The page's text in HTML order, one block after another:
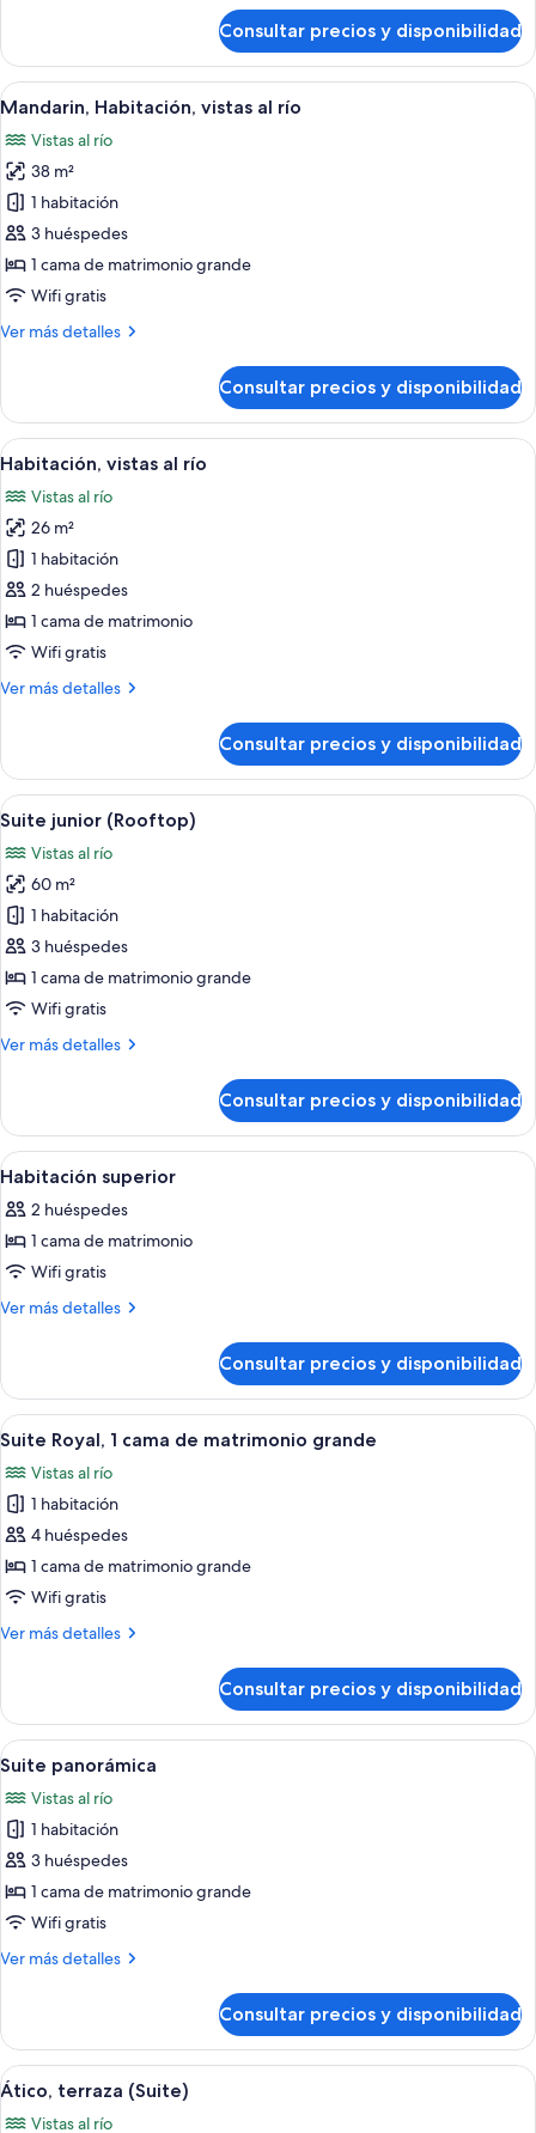
al
río
1
cama
de
grande,
vistas
al
río
Consultar precios y disponibilidad
Abrir
todas
las
fotos
de
Mandarin,
Habitación,
vistas
río
Habitación de hotel con cama, sofá,
7
Mandarin, Habitación, vistas al río
Vistas al río
38 m²
1 habitación
3 huéspedes
1 cama de matrimonio grande
Wifi gratis
Ver más detalles
Más
Habitación,
vistas
al
Consultar precios y disponibilidad
Abrir
todas
las
fotos
de
Habitación,
vistas
al
Habitación de hotel con una cama
6
Habitación, vistas al río
Vistas al río
26 m²
1 habitación
2 huéspedes
1 cama de matrimonio
Wifi gratis
Ver más detalles
Más
vistas
al
río
Consultar precios y disponibilidad
Abrir
todas
las
fotos
de
Suite
junior
(Rooftop)
Una habitación de hotel moderna
8
Suite junior (Rooftop)
Vistas al río
60 m²
1 habitación
3 huéspedes
1 cama de matrimonio grande
Wifi gratis
Ver más detalles
Más
junior
(Rooftop)
Consultar precios y disponibilidad
Abrir
todas
las
fotos
de
Habitación
Habitación superior | 1 dormitorio y
5
Habitación superior
2 huéspedes
1 cama de matrimonio
Wifi gratis
Ver más detalles
Más
superior
Consultar precios y disponibilidad
Abrir
todas
las
fotos
de
Suite
Royal,
cama
grande
Una sala de estar moderna con un
7
Suite Royal, 1 cama de matrimonio grande
Vistas al río
1 habitación
4 huéspedes
1 cama de matrimonio grande
Wifi gratis
Ver más detalles
Más
Royal,
cama
matrimonio
grande
Consultar precios y disponibilidad
Abrir
todas
las
fotos
de
Suite
panorámica
Habitación de hotel con una cama
8
Suite panorámica
Vistas al río
1 habitación
3 huéspedes
1 cama de matrimonio grande
Wifi gratis
Ver más detalles
Más
panorámica
Consultar precios y disponibilidad
Abrir
todas
Una terraza en la azotea con
7
Ático, terraza (Suite)
Vistas al río